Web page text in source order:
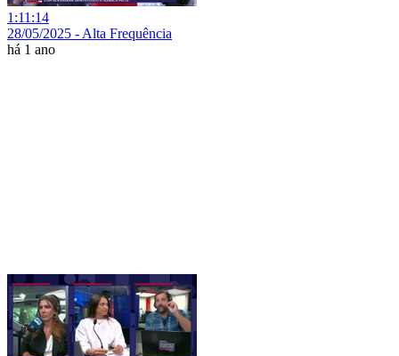
1:11:14
28/05/2025 - Alta Frequência
há 1 ano